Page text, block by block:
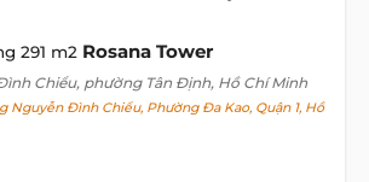
291 m2 Rosana Tower
Chiểu, phường Tân Định, Hồ Chí Minh
Nguyễn Đình Chiểu, Phường Đa Kao, Quận 1, Hồ